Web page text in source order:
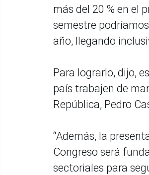
más del 20 % en el
semestre
año, llegando
Para lograrlo, dijo,
país trabajen de
República, Pedro
“Además, la
Congreso será
sectoriales para